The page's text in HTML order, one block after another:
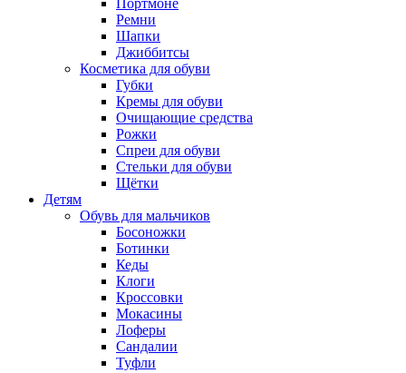
Портмоне
Ремни
Шапки
Джиббитсы
Косметика для обуви
Губки
Кремы для обуви
Очищающие средства
Рожки
Спреи для обуви
Стельки для обуви
Щётки
Детям
Обувь для мальчиков
Босоножки
Ботинки
Кеды
Клоги
Кроссовки
Мокасины
Лоферы
Сандалии
Туфли